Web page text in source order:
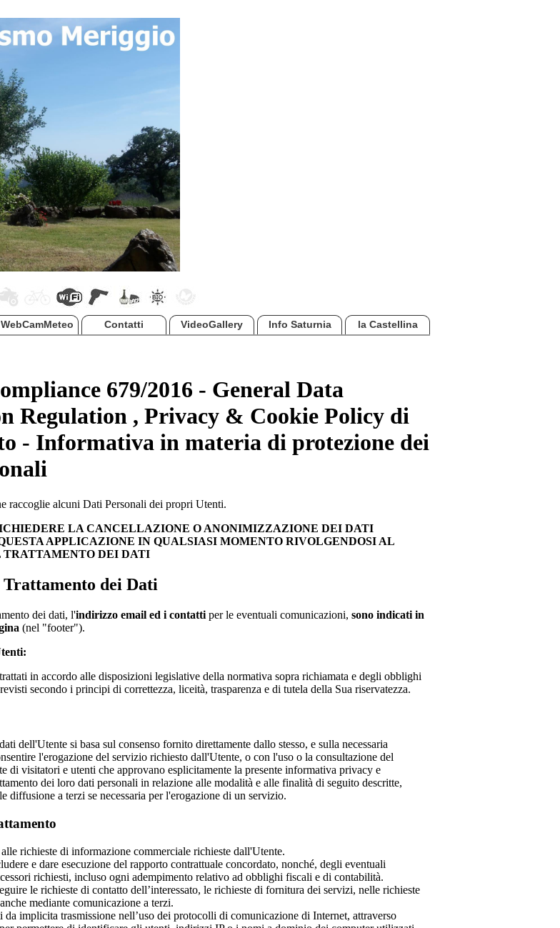
WebCamMeteo Contatti VideoGallery Info Saturnia la Castellina